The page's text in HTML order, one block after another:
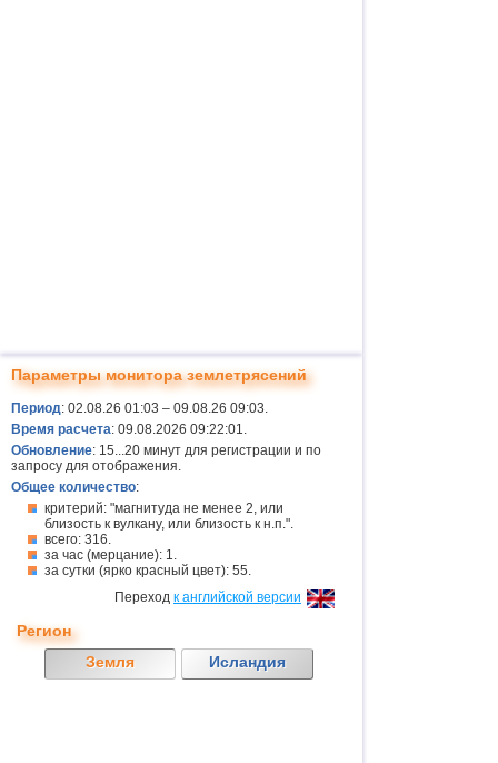
Параметры монитора землетрясений
Период: 02.08.26 01:03 – 09.08.26 09:03.
Время расчета: 09.08.2026 09:22:01.
Обновление: 15...20 минут для регистрации и по
запросу для отображения.
Общее количество:
критерий: "магнитуда не менее 2, или
близость к вулкану, или близость к н.п.".
всего: 316.
за час (мерцание): 1.
за сутки (ярко красный цвет): 55.
Переход к английской версии
Регион
Земля
Исландия